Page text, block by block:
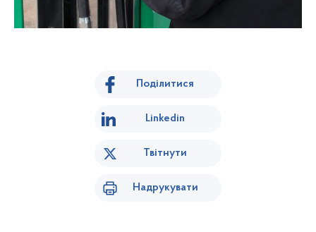
Поділитися
Linkedin
Твітнути
Надрукувати